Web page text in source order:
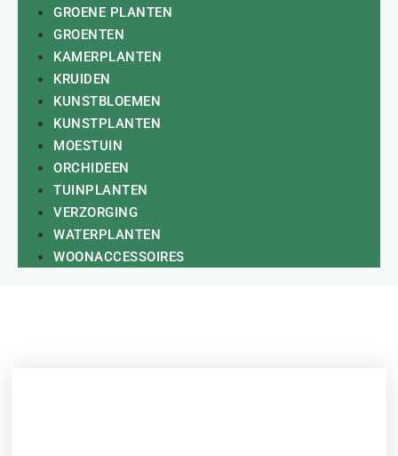
GROENE PLANTEN
GROENTEN
KAMERPLANTEN
KRUIDEN
KUNSTBLOEMEN
KUNSTPLANTEN
MOESTUIN
ORCHIDEEN
TUINPLANTEN
VERZORGING
WATERPLANTEN
WOONACCESSOIRES